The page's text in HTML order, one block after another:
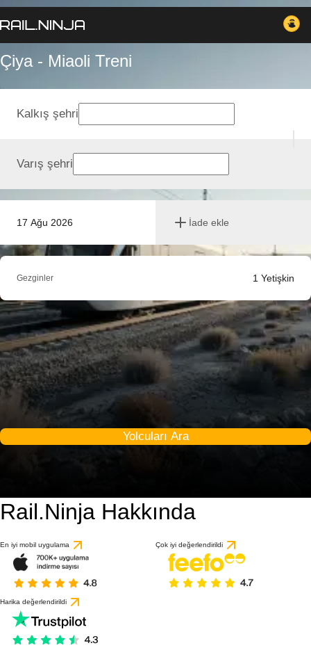
Çiya - Miaoli Treni
17 Ağu 2026 İade ekle
Kalkış şehri
Varış şehri
Gezginler 1 Yetişkin
Yolcuları Ara
Rail.Ninja Hakkında
En iyi mobil uygulama Çok iyi değerlendirildi
Harika değerlendirildi